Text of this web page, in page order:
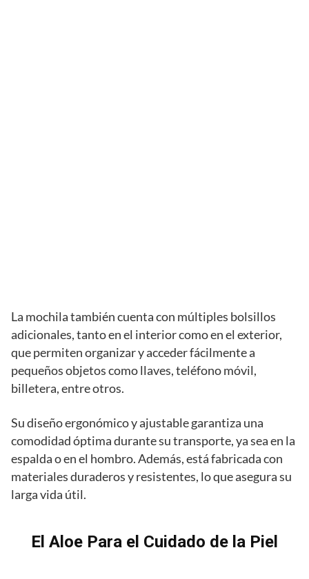
La mochila también cuenta con múltiples bolsillos
adicionales, tanto en el interior como en el exterior,
que permiten organizar y acceder fácilmente a
pequeños objetos como llaves, teléfono móvil,
billetera, entre otros.
Su diseño ergonómico y ajustable garantiza una
comodidad óptima durante su transporte, ya sea en la
espalda o en el hombro. Además, está fabricada con
materiales duraderos y resistentes, lo que asegura su
larga vida útil.
El Aloe Para el Cuidado de la Piel